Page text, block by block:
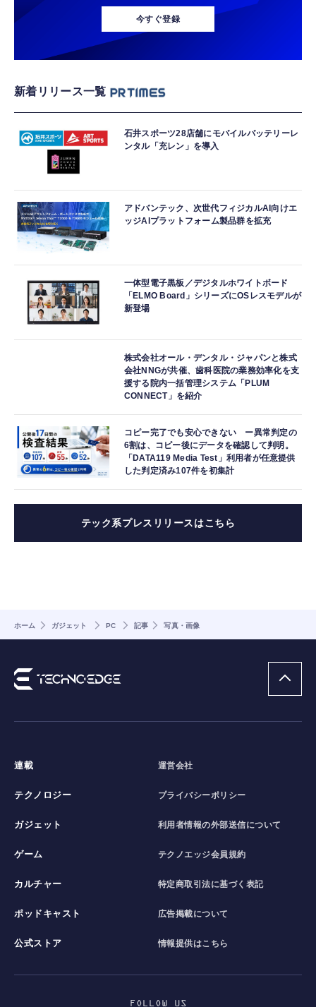
今すぐ登録
新着リリース一覧
石井スポーツ28店舗にモバイルバッテリーレ
ンタル「充レン」を導入
アドバンテック、次世代フィジカルAI向けエ
ッジAIプラットフォーム製品群を拡充
一体型電子黒板／デジタルホワイトボード
「ELMO Board」シリーズにOSレスモデルが
新登場
株式会社オール・デンタル・ジャパンと株式
会社NNGが共催、歯科医院の業務効率化を支
援する院内一括管理システム「PLUM
CONNECT」を紹介
コピー完了でも安心できない ー異常判定の
6割は、コピー後にデータを確認して判明。
「DATA119 Media Test」利用者が任意提供
した判定済み107件を初集計
テック系プレスリリースはこちら
ホーム ガジェット PC 記事 写真・画像
連載
テクノロジー
ガジェット
ゲーム
カルチャー
ポッドキャスト
公式ストア
運営会社
プライバシーポリシー
利用者情報の外部送信について
テクノエッジ会員規約
特定商取引法に基づく表記
広告掲載について
情報提供はこちら
FOLLOW US